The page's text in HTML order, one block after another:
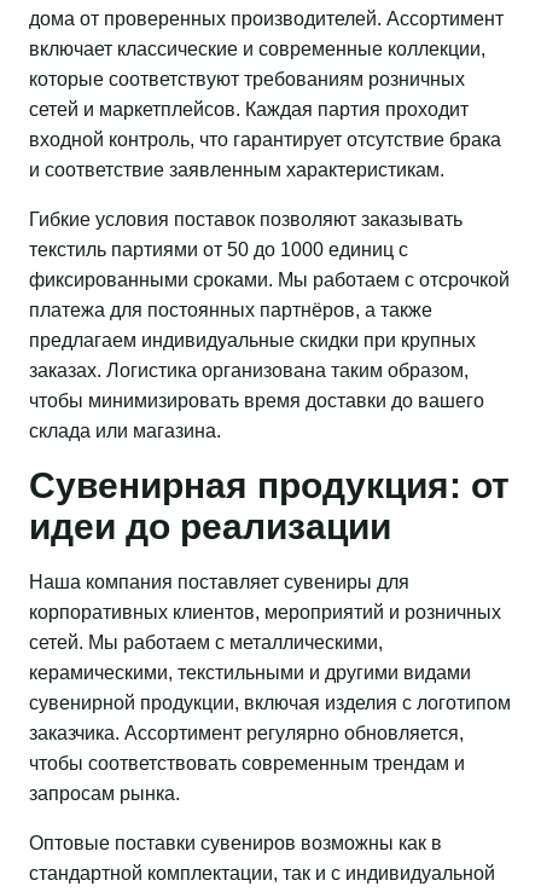
дома от проверенных производителей. Ассортимент
включает классические и современные коллекции,
которые соответствуют требованиям розничных
сетей и маркетплейсов. Каждая партия проходит
входной контроль, что гарантирует отсутствие брака
и соответствие заявленным характеристикам.
Гибкие условия поставок позволяют заказывать
текстиль партиями от 50 до 1000 единиц с
фиксированными сроками. Мы работаем с отсрочкой
платежа для постоянных партнёров, а также
предлагаем индивидуальные скидки при крупных
заказах. Логистика организована таким образом,
чтобы минимизировать время доставки до вашего
склада или магазина.
Сувенирная продукция: от
идеи до реализации
Наша компания поставляет сувениры для
корпоративных клиентов, мероприятий и розничных
сетей. Мы работаем с металлическими,
керамическими, текстильными и другими видами
сувенирной продукции, включая изделия с логотипом
заказчика. Ассортимент регулярно обновляется,
чтобы соответствовать современным трендам и
запросам рынка.
Оптовые поставки сувениров возможны как в
стандартной комплектации, так и с индивидуальной